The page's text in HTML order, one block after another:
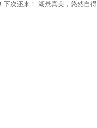
次还来！ 湖景真美，悠然自